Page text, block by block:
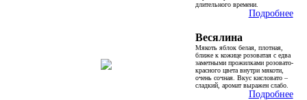
длительного времени.
Подробнее
Весялина
Мякоть яблок белая, плотная,
ближе к кожице розоватая с едва
заметными прожилками розовато-
красного цвета внутри мякоти,
очень сочная. Вкус кисловато –
сладкий, аромат выражен слабо.
Подробнее